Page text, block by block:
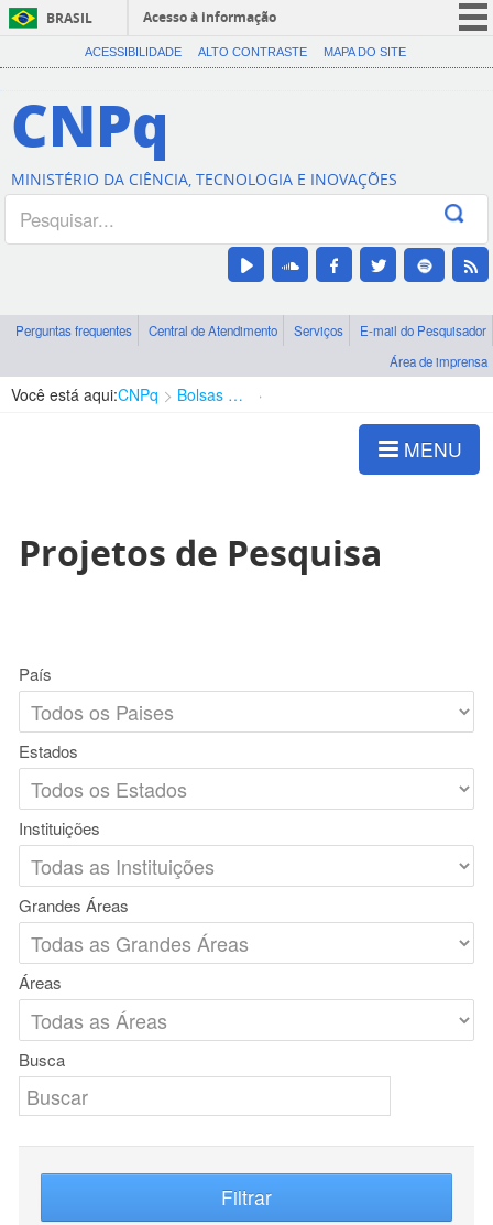
BRASIL
Acesso à informação
CORONAVÍRUS (COVID-19)
Canais
ACESSIBILIDADE ALTO CONTRASTE MAPA DO SITE
CNPq
MINISTÉRIO DA CIÊNCIA, TECNOLOGIA E INOVAÇÕES
Perguntas frequentes Central de Atendimento Serviços
E-mail do Pesquisador
Área de imprensa
Você está aqui:CNPq Bolsas e Auxílios Vigentes
MENU
Projetos de Pesquisa
País
Estados
Instituições
Grandes Áreas
Áreas
Busca
Filtrar